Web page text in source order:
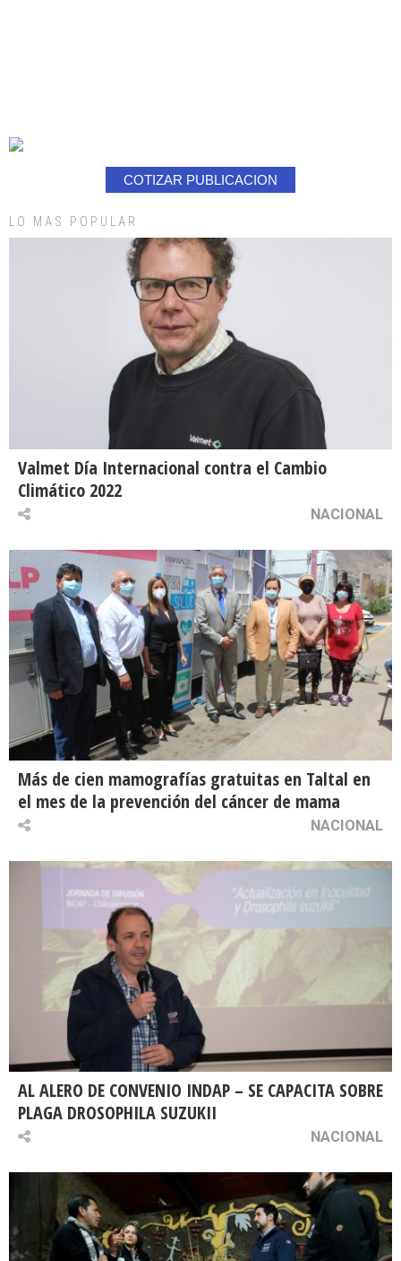
COTIZAR PUBLICACION
LO MAS POPULAR
Valmet Día Internacional contra el Cambio
Climático 2022
NACIONAL
Más de cien mamografías gratuitas en Taltal en
el mes de la prevención del cáncer de mama
NACIONAL
AL ALERO DE CONVENIO INDAP – SE CAPACITA SOBRE
PLAGA DROSOPHILA SUZUKII
NACIONAL